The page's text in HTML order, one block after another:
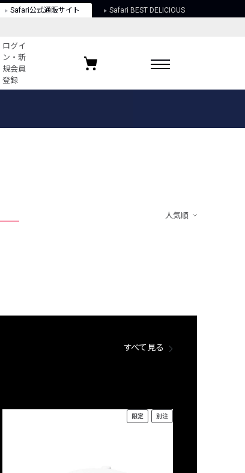
Safari公式通販サイト Safari BEST DELICIOUS
ログイ
ン・新
規会員
登録
お気に入りブランド
人気順
すべて見る
限定 別注